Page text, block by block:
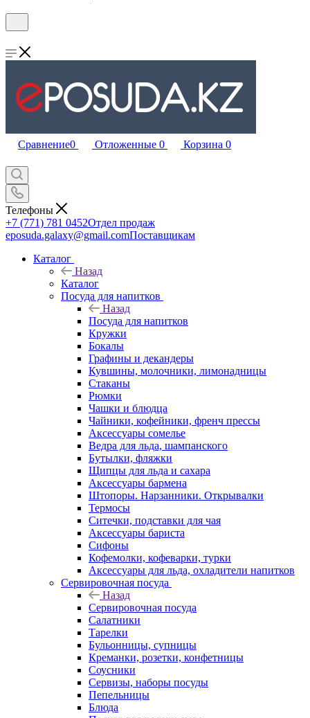
Сравнение0 Отложенные 0 Корзина 0
Телефоны
+7 (771) 781 0452Отдел продаж
eposuda.galaxy@gmail.comПоставщикам
Каталог
Назад
Каталог
Посуда для напитков
Назад
Посуда для напитков
Кружки
Бокалы
Графины и декандеры
Кувшины, молочники, лимонадницы
Стаканы
Рюмки
Чашки и блюдца
Чайники, кофейники, френч прессы
Аксессуары сомелье
Ведра для льда, шампанского
Бутылки, фляжки
Щипцы для льда и сахара
Аксессуары бармена
Штопоры. Нарзанники. Открывалки
Термосы
Ситечки, подставки для чая
Аксессуары бариста
Сифоны
Кофемолки, кофеварки, турки
Аксессуары для льда, охладители напитков
Сервировочная посуда
Назад
Сервировочная посуда
Салатники
Тарелки
Бульонницы, супницы
Креманки, розетки, конфетницы
Соусники
Сервизы, наборы посуды
Пепельницы
Блюда